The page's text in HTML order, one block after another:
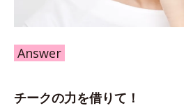
Answer
チークの力を借りて！